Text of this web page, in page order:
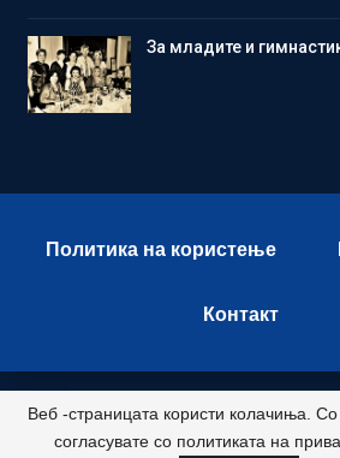
Зa младите и
Политика на користење
Контакт
© 2026 - Istok Press. All
Развиено и хостирано од
Веб -страницата користи колачиња.
согласувате со политиката на